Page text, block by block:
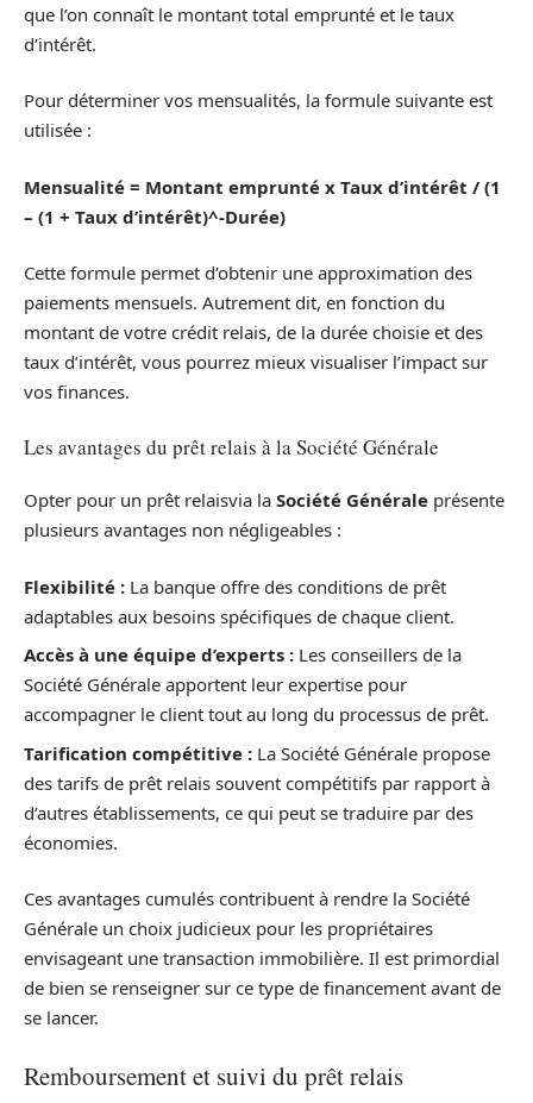
que l’on connaît le montant total emprunté et le taux
d’intérêt.
Pour déterminer vos mensualités, la formule suivante est
utilisée :
Mensualité = Montant emprunté x Taux d’intérêt / (1
– (1 + Taux d’intérêt)^-Durée)
Cette formule permet d’obtenir une approximation des
paiements mensuels. Autrement dit, en fonction du
montant de votre crédit relais, de la durée choisie et des
taux d’intérêt, vous pourrez mieux visualiser l’impact sur
vos finances.
Les avantages du prêt relais à la Société Générale
Opter pour un prêt relaisvia la Société Générale présente
plusieurs avantages non négligeables :
Flexibilité : La banque offre des conditions de prêt
adaptables aux besoins spécifiques de chaque client.
Accès à une équipe d’experts : Les conseillers de la
Société Générale apportent leur expertise pour
accompagner le client tout au long du processus de prêt.
Tarification compétitive : La Société Générale propose
des tarifs de prêt relais souvent compétitifs par rapport à
d’autres établissements, ce qui peut se traduire par des
économies.
Ces avantages cumulés contribuent à rendre la Société
Générale un choix judicieux pour les propriétaires
envisageant une transaction immobilière. Il est primordial
de bien se renseigner sur ce type de financement avant de
se lancer.
Remboursement et suivi du prêt relais